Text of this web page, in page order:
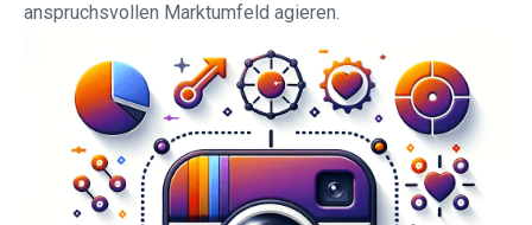
anspruchsvollen Marktumfeld agieren.